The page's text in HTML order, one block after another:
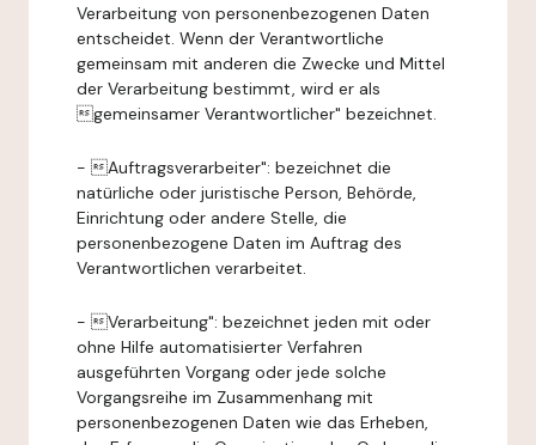
Verarbeitung von personenbezogenen Daten
entscheidet. Wenn der Verantwortliche
gemeinsam mit anderen die Zwecke und Mittel
der Verarbeitung bestimmt, wird er als
gemeinsamer Verantwortlicher" bezeichnet.
- Auftragsverarbeiter": bezeichnet die
natürliche oder juristische Person, Behörde,
Einrichtung oder andere Stelle, die
personenbezogene Daten im Auftrag des
Verantwortlichen verarbeitet.
- Verarbeitung": bezeichnet jeden mit oder
ohne Hilfe automatisierter Verfahren
ausgeführten Vorgang oder jede solche
Vorgangsreihe im Zusammenhang mit
personenbezogenen Daten wie das Erheben,